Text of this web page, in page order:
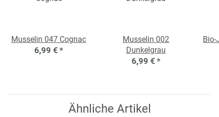
Musselin 047 Cognac
6,99 € *
Musselin 002
Dunkelgrau
6,99 € *
Bio-
Ähnliche Artikel